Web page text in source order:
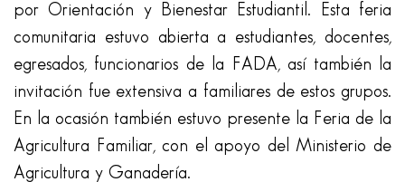
por Orientación y Bienestar Estudiantil. Esta feria
comunitaria estuvo abierta a estudiantes, docentes,
egresados, funcionarios de la FADA, así también la
invitación fue extensiva a familiares de estos grupos.
En la ocasión también estuvo presente la Feria de la
Agricultura Familiar, con el apoyo del Ministerio de
Agricultura y Ganadería.